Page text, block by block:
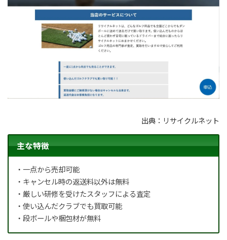
出典：リサイクルネット
主な特徴
・一点から売却可能
・キャンセル時の返送料以外は無料
・厳しい研修を受けたスタッフによる査定
・使い込んだクラブでも買取可能
・段ボールや梱包材が無料